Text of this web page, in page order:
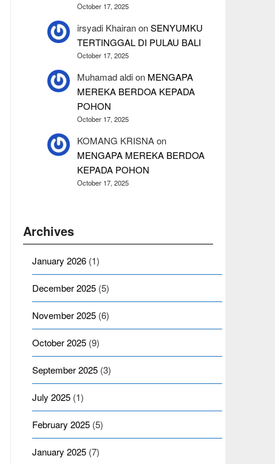
October 17, 2025
irsyadi KhairanonSENYUMKU
TERTINGGAL DI PULAU BALI
October 17, 2025
Muhamad aldion MENGAPA
MEREKA BERDOA KEPADA
POHON
October 17, 2025
KOMANG KRISNAon
MENGAPA MEREKA BERDOA
KEPADA POHON
October 17, 2025
Archives
January 2026(1)
December 2025(5)
November 2025(6)
October 2025(9)
September 2025(3)
July 2025(1)
February 2025(5)
January 2025(7)